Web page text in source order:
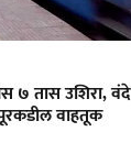
७ तास उशिरा, वंदे
वाहतूक